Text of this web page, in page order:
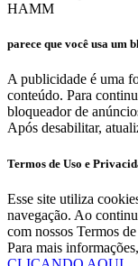
HAMM
parece que você usa um
A publicidade é uma
conteúdo. Para
bloqueador de
Após desabilitar,
Termos de Uso e
Esse site utiliza
navegação. Ao
com nossos Termos
Para mais informações,